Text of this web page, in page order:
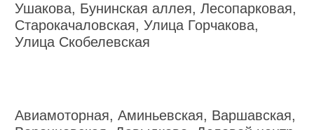
Ушакова, Бунинская аллея, Лесопарковая,
Старокачаловская, Улица Горчакова,
Улица Скобелевская
Авиамоторная, Аминьевская, Варшавская,